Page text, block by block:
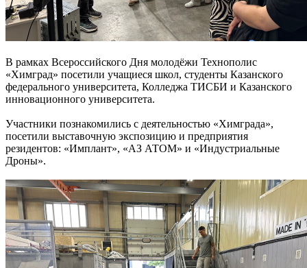
В рамках Всероссийского Дня молодёжи Технополис
«Химград» посетили учащиеся школ, студенты Казанского
федерального университета, Колледжа ТИСБИ и Казанского
инновационного университета.
Участники познакомились с деятельностью «Химграда»,
посетили выставочную экспозицию и предприятия
резидентов: «Имплант», «АЗ АТОМ» и «Индустриальные
Дроны».